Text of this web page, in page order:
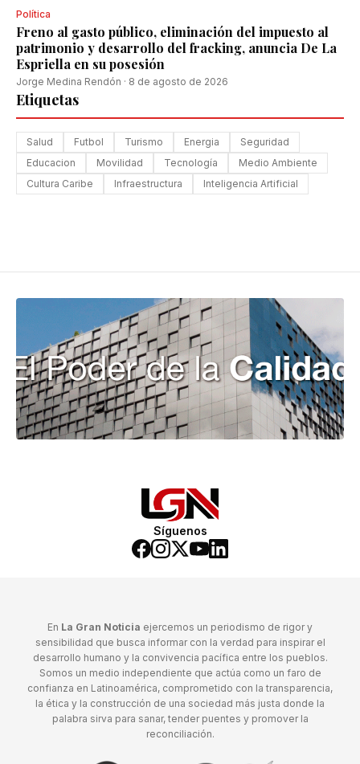
Política
Freno al gasto público, eliminación del impuesto al
patrimonio y desarrollo del fracking, anuncia De La
Espriella en su posesión
Jorge Medina Rendón · 8 de agosto de 2026
Etiquetas
Salud Futbol Turismo Energia
Seguridad
Educacion
Movilidad Tecnología
Medio Ambiente
Cultura Caribe
Infraestructura Inteligencia Artificial
Síguenos
En La Gran Noticia ejercemos un periodismo de rigor y
sensibilidad que busca informar con la verdad para inspirar el
desarrollo humano y la convivencia pacífica entre los pueblos.
Somos un medio independiente que actúa como un faro de
confianza en Latinoamérica, comprometido con la transparencia,
la ética y la construcción de una sociedad más justa donde la
palabra sirva para sanar, tender puentes y promover la
reconciliación.